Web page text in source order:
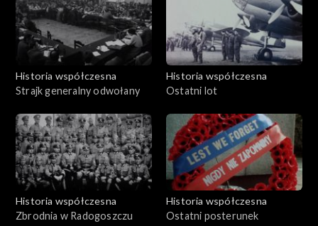
Historia współczesna
Strajk generalny odwołany
Historia współczesna
Ostatni lot
Historia współczesna
Zbrodnia w Radogoszczu
Historia współczesna
Ostatni posterunek